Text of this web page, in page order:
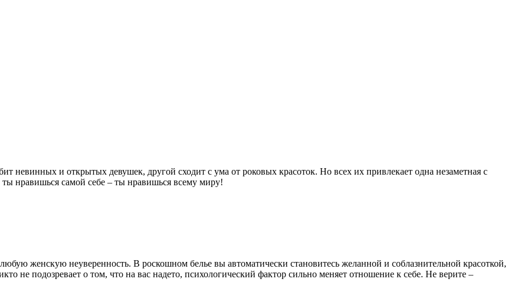
невинных и открытых девушек, другой сходит с ума от роковых красоток. Но всех их привлекает одна незаметная с
ты нравишься самой себе – ты нравишься всему миру!
женскую неуверенность. В роскошном белье вы автоматически становитесь желанной и соблазнительной красоткой,
не подозревает о том, что на вас надето, психологический фактор сильно меняет отношение к себе. Не верите –